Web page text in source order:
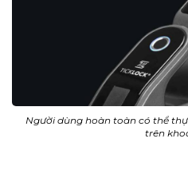
Người dùng hoàn toàn có thể
trên